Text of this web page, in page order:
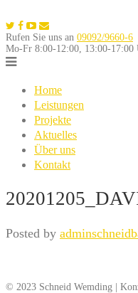
to
content
Rufen Sie uns an 09092/9660-6
Mo-Fr 8:00-12:00, 13:00-17:00
Home
Leistungen
Projekte
Aktuelles
Über uns
Kontakt
Posted by
© 2023 Schneid Wemding |